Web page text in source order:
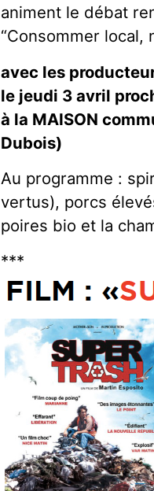
animent le débat
“Consommer local,
avec les
le jeudi 3 avril
à la MAISON
Dubois)
Au programme :
vertus), porcs
poires bio et la
***